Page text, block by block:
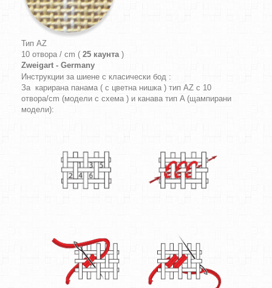
Тип AZ
10 отвора / cm ( 25 каунта)
Zweigart - Germany
Инструкции за шиене с класически бод :
За карирана панама ( с цветна нишка ) тип AZ с 10
отвора/cm (модели с схема ) и канава тип A (щампирани
модели):